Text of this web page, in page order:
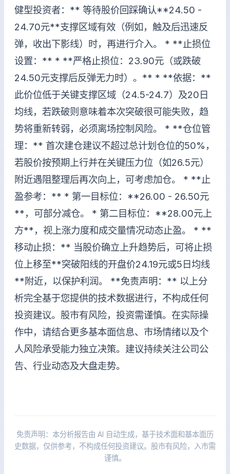
健型投资者：** 等待股价回踩确认**24.50 -
24.70元**支撑区域有效（例如，触及后迅速反
弹，收出下影线）时，再进行介入。 * **止损位
设置：** * **严格止损位：23.90元（或跌破
24.50元支撑后反弹无力时）。** * **依据：**
此价位低于关键支撑区域（24.5-24.7）及20日
均线，若跌破则意味着本次突破很可能失败，趋
势将重新转弱，必须离场控制风险。 * **仓位管
理：** 首次建仓建议不超过总计划仓位的50%，
若股价按预期上行并在关键压力位（如26.5元）
附近遇阻整理后再次向上，可考虑加仓。 * **止
盈参考：** * 第一目标位：**26.00 - 26.50元
**，可部分减仓。 * 第二目标位：**28.00元上
方**，视上涨力度和成交量情况动态止盈。 * **
移动止损：** 当股价确立上升趋势后，可将止损
位上移至**突破阳线的开盘价24.19元或5日均线
**附近，以保护利润。 **免责声明：** 以上分
析完全基于您提供的技术数据进行，不构成任何
投资建议。股市有风险，投资需谨慎。在实际操
作中，请结合更多基本面信息、市场情绪以及个
人风险承受能力独立决策。建议持续关注公司公
告、行业动态及大盘走势。
免责声明：本分析报告由 AI 自动生成，基于技术面和基本面历
史数据，仅供参考，不构成任何投资建议。股市有风险，入市需
谨慎。